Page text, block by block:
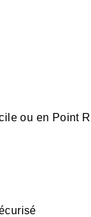
ou en Point